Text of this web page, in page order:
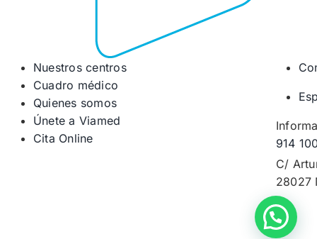
Nuestros centros
Cuadro médico
Quienes somos
Únete a Viamed
Cita Online
914
C/
28027